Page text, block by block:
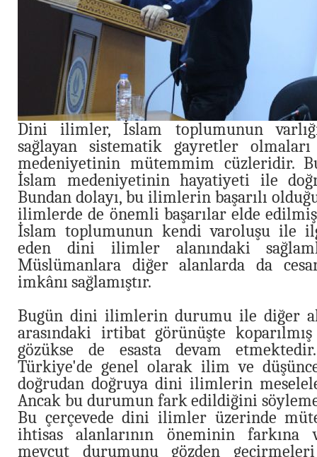
Dini ilimler, İslam toplumunun
sağlayan sistematik gayretler
medeniyetinin mütemmim cüzleridir.
İslam medeniyetinin hayatiyeti ile
Bundan dolayı, bu ilimlerin başarılı
ilimlerde de önemli başarılar elde
İslam toplumunun kendi varoluşu ile
eden dini ilimler alanındaki
Müslümanlara diğer alanlarda da
imkânı sağlamıştır.
Bugün dini ilimlerin durumu ile diğer
arasındaki irtibat görünüşte
gözükse de esasta devam
Türkiye'de genel olarak ilim ve
doğrudan doğruya dini ilimlerin
Ancak bu durumun fark edildiğini
Bu çerçevede dini ilimler üzerinde
ihtisas alanlarının öneminin
mevcut durumunu gözden